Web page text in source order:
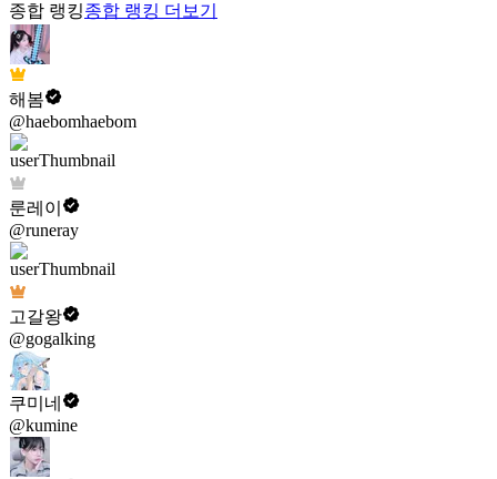
종합 랭킹종합 랭킹 더보기
해봄
@haebomhaebom
룬레이
@runeray
고갈왕
@gogalking
쿠미네
@kumine